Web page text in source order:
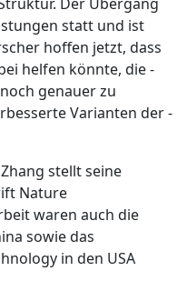
statt und ist
hoffen jetzt, dass
helfen könnte, die
genauer zu
Varianten der
stellt seine
Nature
waren auch die
sowie das
in den USA